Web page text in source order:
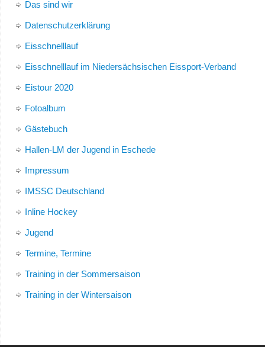
Das sind wir
Datenschutzerklärung
Eisschnelllauf
Eisschnelllauf im Niedersächsischen Eissport-Verband
Eistour 2020
Fotoalbum
Gästebuch
Hallen-LM der Jugend in Eschede
Impressum
IMSSC Deutschland
Inline Hockey
Jugend
Termine, Termine
Training in der Sommersaison
Training in der Wintersaison